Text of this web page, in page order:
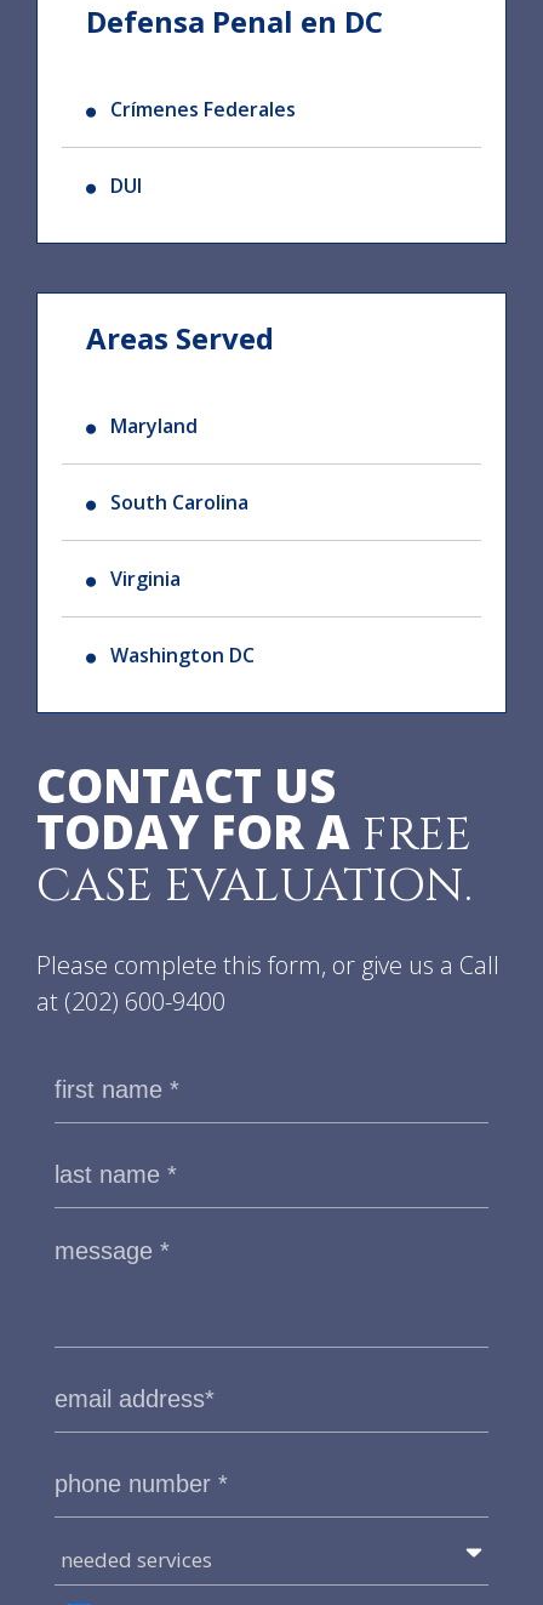
Defensa Penal en DC
Crímenes Federales
DUI
Areas Served
Maryland
South Carolina
Virginia
Washington DC
CONTACT US
TODAY FOR A FREE
CASE EVALUATION.
Please complete this form, or give us a Call
at (202) 600-9400
needed services